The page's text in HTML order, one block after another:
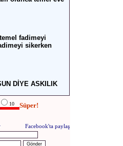
fadimeyi
sikerken
DİYE ASKILIK
10 Süper!
Facebook'ta paylaş